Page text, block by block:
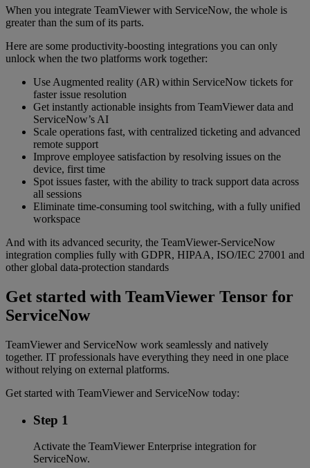
When you integrate TeamViewer with ServiceNow, the whole is
greater than the sum of its parts.
Here are some productivity-boosting integrations you can only
unlock when the two platforms work together:
Use Augmented reality (AR) within ServiceNow tickets for
faster issue resolution
Get instantly actionable insights from TeamViewer data and
ServiceNow’s AI
Scale operations fast, with centralized ticketing and advanced
remote support
Improve employee satisfaction by resolving issues on the
device, first time
Spot issues faster, with the ability to track support data across
all sessions
Eliminate time-consuming tool switching, with a fully unified
workspace
And with its advanced security, the TeamViewer-ServiceNow
integration complies fully with GDPR, HIPAA, ISO/IEC 27001 and
other global data-protection standards
Get started with TeamViewer Tensor for
ServiceNow
TeamViewer and ServiceNow work seamlessly and natively
together. IT professionals have everything they need in one place
without relying on external platforms.
Get started with TeamViewer and ServiceNow today:
Step 1
Activate the TeamViewer Enterprise integration for
ServiceNow.